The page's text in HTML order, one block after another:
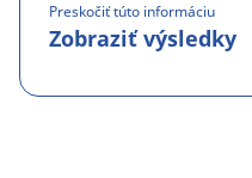
Preskočiť túto informáciu
Zobraziť výsledky